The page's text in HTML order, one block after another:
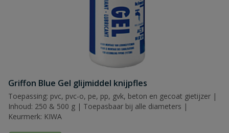
Griffon Blue Gel glijmiddel knijpfles
Toepassing: pvc, pvc-o, pe, pp, gvk, beton en gecoat gietijzer |
Inhoud: 250 & 500 g | Toepasbaar bij alle diameters |
Keurmerk: KIWA